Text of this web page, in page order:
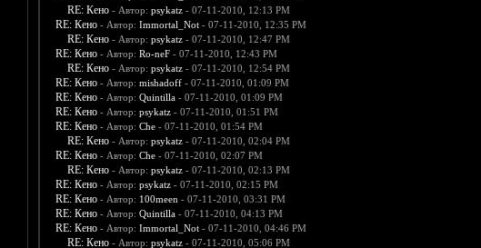
RE: Кено - Автор: psykatz- 07-11-2010, 12:13 PM
RE: Кено - Автор: Immortal_Not- 07-11-2010, 12:35 PM
RE: Кено - Автор: psykatz- 07-11-2010, 12:47 PM
RE: Кено - Автор: Ro-neF- 07-11-2010, 12:43 PM
RE: Кено - Автор: psykatz- 07-11-2010, 12:54 PM
RE: Кено - Автор: mishadoff- 07-11-2010, 01:09 PM
RE: Кено - Автор: Quintilla- 07-11-2010, 01:09 PM
RE: Кено - Автор: psykatz- 07-11-2010, 01:51 PM
RE: Кено - Автор: Che- 07-11-2010, 01:54 PM
RE: Кено - Автор: psykatz- 07-11-2010, 02:04 PM
RE: Кено - Автор: Che- 07-11-2010, 02:07 PM
RE: Кено - Автор: psykatz- 07-11-2010, 02:13 PM
RE: Кено - Автор: psykatz- 07-11-2010, 02:15 PM
RE: Кено - Автор: 100meen - 07-11-2010, 03:31 PM
RE: Кено - Автор: Quintilla- 07-11-2010, 04:13 PM
RE: Кено - Автор: Immortal_Not- 07-11-2010, 04:46 PM
RE: Кено - Автор: psykatz- 07-11-2010, 05:06 PM